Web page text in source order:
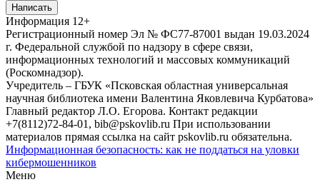
Написать
Информация 12+
Регистрационный номер Эл № ФС77-87001 выдан 19.03.2024
г. Федеральной службой по надзору в сфере связи,
информационных технологий и массовых коммуникаций
(Роскомнадзор).
Учредитель – ГБУК «Псковская областная универсальная
научная библиотека имени Валентина Яковлевича Курбатова»
Главный редактор Л.О. Егорова. Контакт редакции
+7(8112)72-84-01, bib@pskovlib.ru При использовании
материалов прямая ссылка на сайт pskovlib.ru обязательна.
Информационная безопасность: как не поддаться на уловки
кибермошенников
Меню